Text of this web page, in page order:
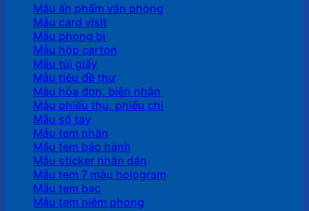
Mẫu ấn phẩm văn phòng
Mẫu card visit
Mẫu phong bì
Mẫu hộp carton
Mẫu túi giấy
Mẫu tiêu đề thư
Mẫu hóa đơn, biên nhận
Mẫu phiếu thu, phiếu chi
Mẫu sổ tay
Mẫu tem nhãn
Mẫu tem bảo hành
Mẫu sticker nhãn dán
Mẫu tem 7 màu hologram
Mẫu tem bạc
Mẫu tem niêm phong